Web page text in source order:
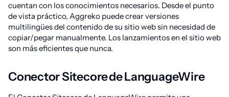
cuentan con los conocimientos necesarios. Desde el punto
de vista práctico, Aggreko puede crear versiones
multilingües del contenido de su sitio web sin necesidad de
copiar/pegar manualmente. Los lanzamientos en el sitio web
son más eficientes que nunca.
Conector Sitecore de LanguageWire